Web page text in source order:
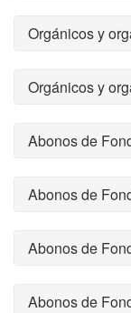
Orgánicos y
Orgánicos y
Abonos de
Abonos de
Abonos de
Abonos de